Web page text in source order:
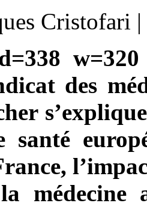
Cristofari
des
santé
médecine